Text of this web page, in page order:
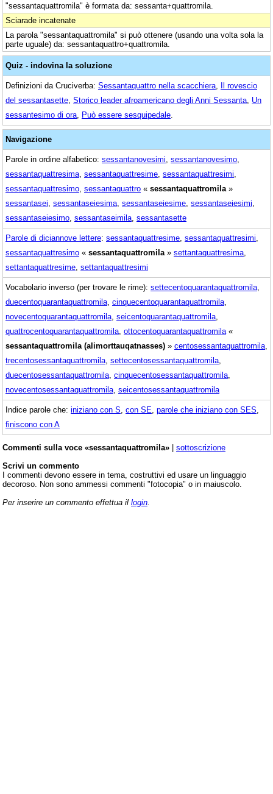
"sessantaquattromila" è formata da: sessanta+quattromila.
Sciarade incatenate
La parola "sessantaquattromila" si può ottenere (usando una volta sola la
parte uguale) da: sessantaquattro+quattromila.
Quiz - indovina la soluzione
Definizioni da Cruciverba: Sessantaquattro nella scacchiera Il rovescio
del sessantasette Storico leader afroamericano degli Anni Sessanta Un
sessantesimo di ora Può essere sesquipedale
Navigazione
Parole in ordine alfabetico: sessantanovesimi sessantanovesimo
sessantaquattresima sessantaquattresime sessantaquattresimi
sessantaquattresimo sessantaquattro « sessantaquattromila »
sessantasei sessantaseiesima sessantaseiesime sessantaseiesimi
sessantaseiesimo sessantaseimila sessantasette
Parole di diciannove lettere: sessantaquattresime sessantaquattresimi
sessantaquattresimo « sessantaquattromila » settantaquattresima
settantaquattresime settantaquattresimi
Vocabolario inverso (per trovare le rime): settecentoquarantaquattromila
duecentoquarantaquattromila cinquecentoquarantaquattromila
novecentoquarantaquattromila seicentoquarantaquattromila
quattrocentoquarantaquattromila ottocentoquarantaquattromila «
sessantaquattromila (alimorttauqatnasses) » centosessantaquattromila
trecentosessantaquattromila settecentosessantaquattromila
duecentosessantaquattromila cinquecentosessantaquattromila
novecentosessantaquattromila seicentosessantaquattromila
Indice parole che: iniziano con S con SE parole che iniziano con SES
finiscono con A
Commenti sulla voce «sessantaquattromila» | sottoscrizione
Scrivi un commento
I commenti devono essere in tema, costruttivi ed usare un linguaggio
decoroso. Non sono ammessi commenti "fotocopia" o in maiuscolo.
Per inserire un commento effettua il login